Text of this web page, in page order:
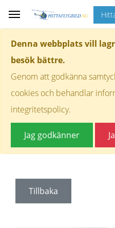
Denna webbplats vill
besök bättre.
Genom att godkänna
cookies och behandlar
integritetspolicy.
Jag godkänner
Tillbaka